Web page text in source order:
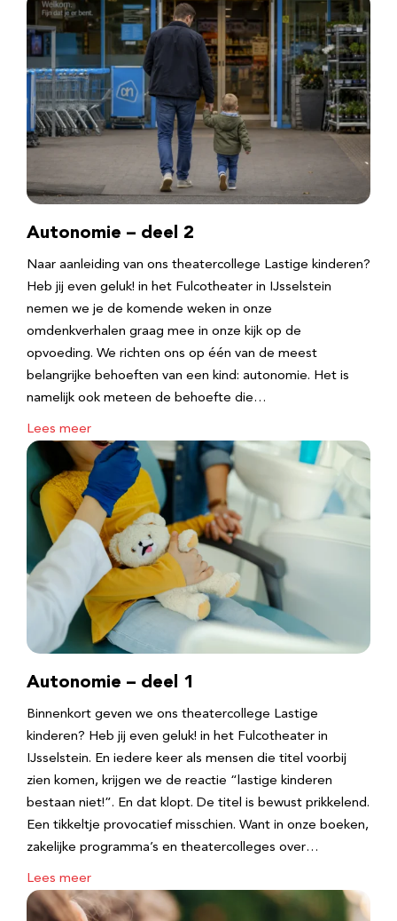
Autonomie – deel 2
Naar aanleiding van ons theatercollege Lastige kinderen?
Heb jij even geluk! in het Fulcotheater in IJsselstein
nemen we je de komende weken in onze
omdenkverhalen graag mee in onze kijk op de
opvoeding. We richten ons op één van de meest
belangrijke behoeften van een kind: autonomie. Het is
namelijk ook meteen de behoefte die…
Lees meer
Autonomie – deel 1
Binnenkort geven we ons theatercollege Lastige
kinderen? Heb jij even geluk! in het Fulcotheater in
IJsselstein. En iedere keer als mensen die titel voorbij
zien komen, krijgen we de reactie “lastige kinderen
bestaan niet!”. En dat klopt. De titel is bewust prikkelend.
Een tikkeltje provocatief misschien. Want in onze boeken,
zakelijke programma’s en theatercolleges over…
Lees meer